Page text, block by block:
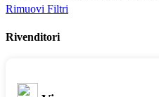
Rimuovi Filtri
Rivenditori